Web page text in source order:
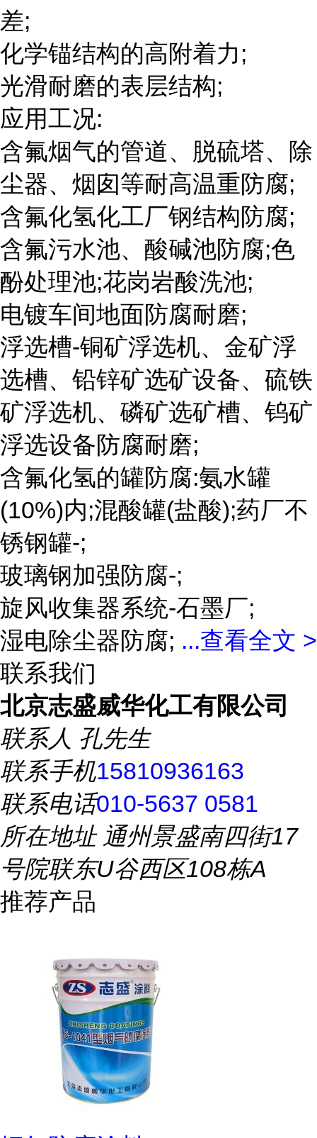
差;
化学锚结构的高附着力;
光滑耐磨的表层结构;
应用工况:
含氟烟气的管道、脱硫塔、除
尘器、烟囱等耐高温重防腐;
含氟化氢化工厂钢结构防腐;
含氟污水池、酸碱池防腐;色
酚处理池;花岗岩酸洗池;
电镀车间地面防腐耐磨;
浮选槽-铜矿浮选机、金矿浮
选槽、铅锌矿选矿设备、硫铁
矿浮选机、磷矿选矿槽、钨矿
浮选设备防腐耐磨;
含氟化氢的罐防腐:氨水罐
(10%)内;混酸罐(盐酸);药厂不
锈钢罐-;
玻璃钢加强防腐-;
旋风收集器系统-石墨厂;
湿电除尘器防腐; ...查看全文 >
联系我们
北京志盛威华化工有限公司
联系人 孔先生
联系手机15810936163
联系电话010-5637 0581
所在地址通州景盛南四街17
号院联东U谷西区108栋A
推荐产品